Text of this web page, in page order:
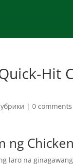
|0 comments
ng
laro na